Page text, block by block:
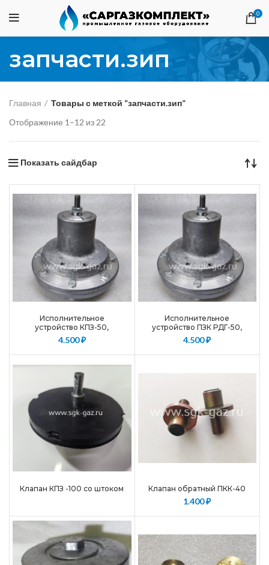
0
запчасти.зип
Главная
Товары с меткой “запчасти.зип”
Отображение 1–12 из 22
Показать сайдбар
Исполнительное
устройство КПЗ-50,
КПЗ-100, КПЗ-200
4.500₽
Исполнительное
устройство ПЗК РДГ-50,
РДГ-80, РДГ-150
4.500₽
Клапан КПЗ -100 со штоком Клапан обратный ПКК-40
1.400₽